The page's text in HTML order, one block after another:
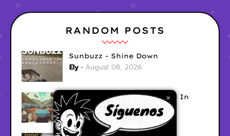
×
RANDOM POSTS
Sunbuzz - Shine Down
Ely August 08, 2026
Erik Schouten - Good Love In
Hard Times
Ely August 08, 2026